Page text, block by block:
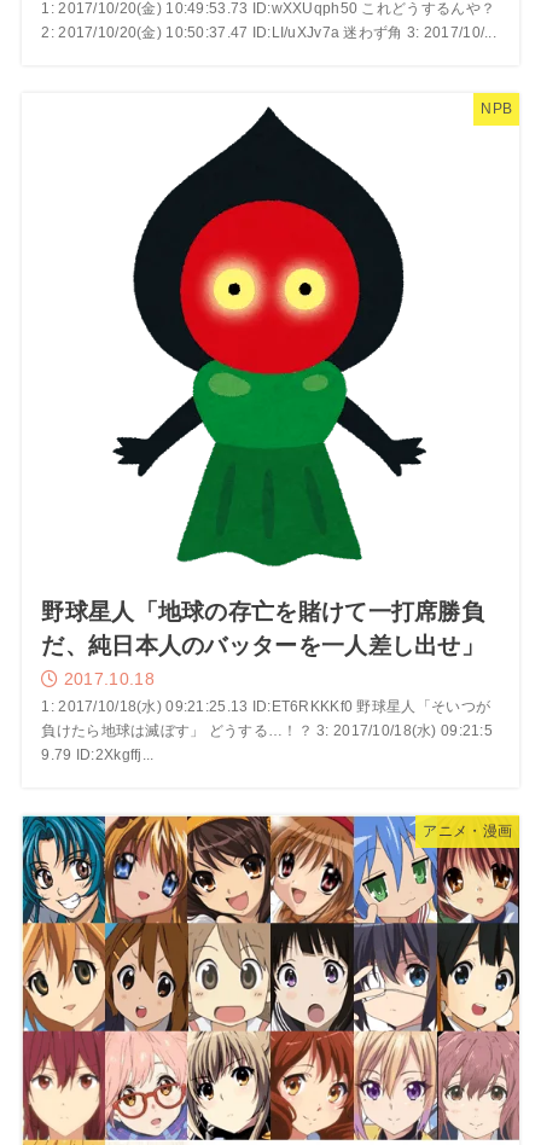
1: 2017/10/20(金) 10:49:53.73 ID:wXXUqph50 これどうするんや？
2: 2017/10/20(金) 10:50:37.47 ID:LI/uXJv7a 迷わず角 3: 2017/10/...
NPB
野球星人「地球の存亡を賭けて一打席勝負
だ、純日本人のバッターを一人差し出せ」
2017.10.18
1: 2017/10/18(水) 09:21:25.13 ID:ET6RKKKf0 野球星人「そいつが
負けたら地球は滅ぼす」 どうする…！？ 3: 2017/10/18(水) 09:21:5
9.79 ID:2Xkgffj...
アニメ・漫画